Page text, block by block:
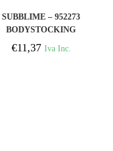
SUBBLIME – 952273
BODYSTOCKING
MANGA LONGA COM
REDE ELSTICA ROSA
€11,37 Iva Inc.